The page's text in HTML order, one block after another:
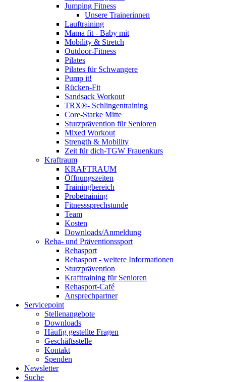
Jumping Fitness
Unsere Trainerinnen
Lauftraining
Mama fit - Baby mit
Mobility & Stretch
Outdoor-Fitness
Pilates
Pilates für Schwangere
Pump it!
Rücken-Fit
Sandsack Workout
TRX®- Schlingentraining
Core-Starke Mitte
Sturzprävention für Senioren
Mixed Workout
Strength & Mobility
Zeit für dich-TGW Frauenkurs
Kraftraum
KRAFTRAUM
Öffnungszeiten
Trainingbereich
Probetraining
Fitnesssprechstunde
Team
Kosten
Downloads/Anmeldung
Reha- und Präventionssport
Rehasport
Rehasport - weitere Informationen
Sturzprävention
Krafttraining für Senioren
Rehasport-Café
Ansprechpartner
Servicepoint
Stellenangebote
Downloads
Häufig gestellte Fragen
Geschäftsstelle
Kontakt
Spenden
Newsletter
Suche